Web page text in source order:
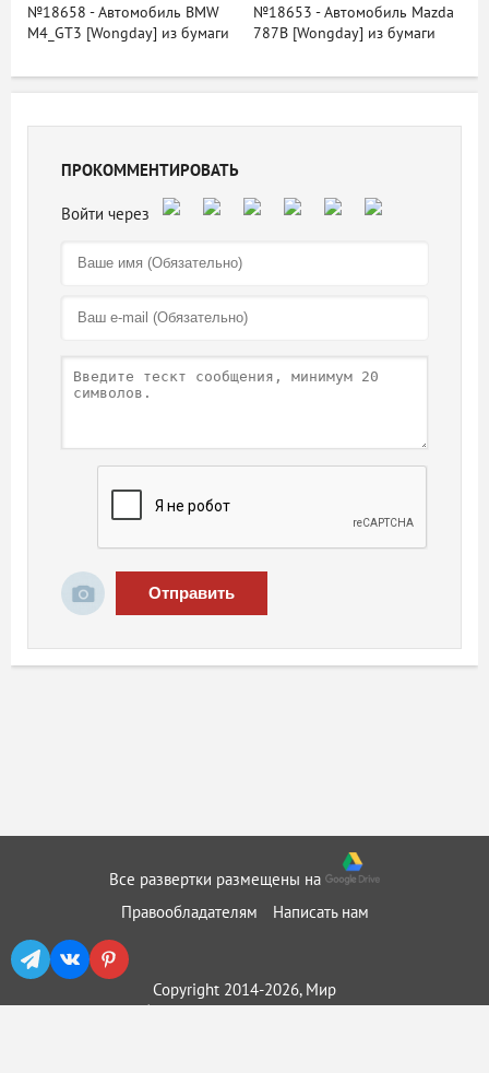
№18658 - Автомобиль BMW
M4_GT3 [Wongday] из бумаги
№18653 - Автомобиль Mazda
787B [Wongday] из бумаги
ПРОКОММЕНТИРОВАТЬ
Отправить
Все развертки размещены на
Правообладателям
Написать нам
Copyright 2014-2026, Мир
бумажного моделирования ::